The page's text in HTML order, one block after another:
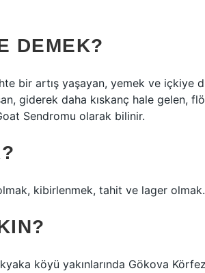
DEMEK?
bir artış yaşayan, yemek ve içkiye
giderek daha kıskanç hale gelen,
Sendromu olarak bilinir.
kibirlenmek, tahit ve lager olmak.
köyü yakınlarında Gökova